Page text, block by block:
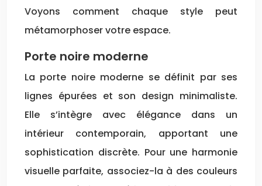
Voyons comment chaque style peut
métamorphoser votre espace.
Porte noire moderne
La porte noire moderne se définit par ses
lignes épurées et son design minimaliste.
Elle s’intègre avec élégance dans un
intérieur contemporain, apportant une
sophistication discrète. Pour une harmonie
visuelle parfaite, associez-la à des couleurs